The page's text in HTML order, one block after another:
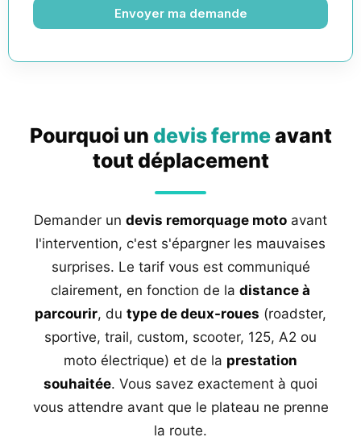
Envoyer ma demande
Pourquoi un devis fermeavant
tout déplacement
Demander un devis remorquage moto avant
l'intervention, c'est s'épargner les mauvaises
surprises. Le tarif vous est communiqué
clairement, en fonction de la distance à
parcourir, du type de deux-roues (roadster,
sportive, trail, custom, scooter, 125, A2 ou
moto électrique) et de la prestation
souhaitée. Vous savez exactement à quoi
vous attendre avant que le plateau ne prenne
la route.